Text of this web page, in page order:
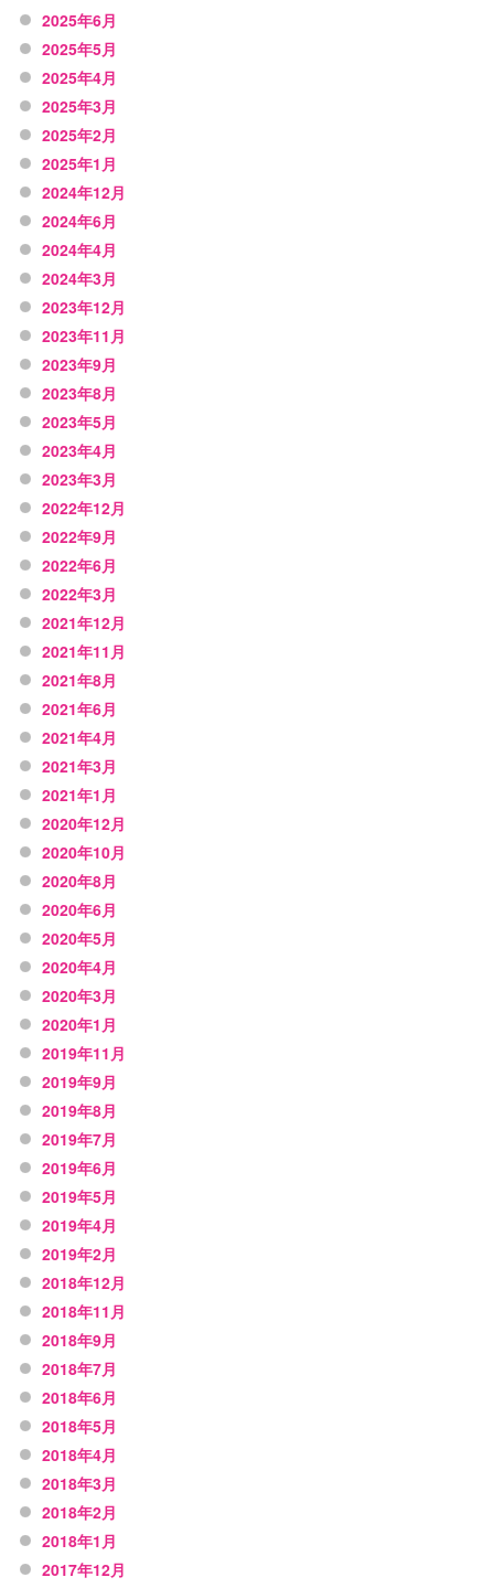
2025年6月
2025年5月
2025年4月
2025年3月
2025年2月
2025年1月
2024年12月
2024年6月
2024年4月
2024年3月
2023年12月
2023年11月
2023年9月
2023年8月
2023年5月
2023年4月
2023年3月
2022年12月
2022年9月
2022年6月
2022年3月
2021年12月
2021年11月
2021年8月
2021年6月
2021年4月
2021年3月
2021年1月
2020年12月
2020年10月
2020年8月
2020年6月
2020年5月
2020年4月
2020年3月
2020年1月
2019年11月
2019年9月
2019年8月
2019年7月
2019年6月
2019年5月
2019年4月
2019年2月
2018年12月
2018年11月
2018年9月
2018年7月
2018年6月
2018年5月
2018年4月
2018年3月
2018年2月
2018年1月
2017年12月